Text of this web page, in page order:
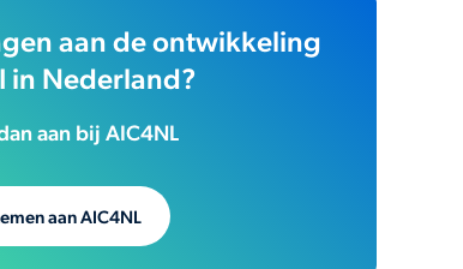
aan de ontwikkeling
in Nederland?
aan bij AIC4NL
aan AIC4NL